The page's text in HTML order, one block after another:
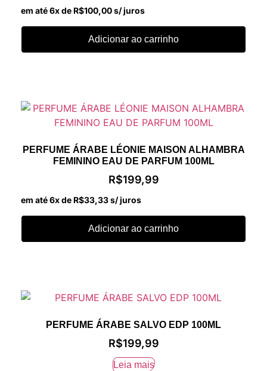
em até 6x de R$100,00s/ juros
Adicionar ao carrinho
PERFUME ÁRABE LÉONIE MAISON ALHAMBRA
FEMININO EAU DE PARFUM 100ML
R$199,99
em até 6x de R$33,33s/ juros
Adicionar ao carrinho
PERFUME ÁRABE SALVO EDP 100ML
R$199,99
Leia mais